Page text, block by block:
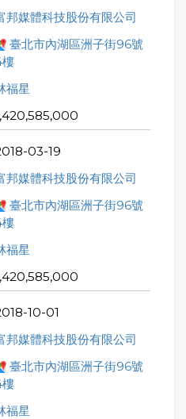
邦媒體科技股份有限公司
臺北市內湖區洲子街96號
福星
03-19
邦媒體科技股份有限公司
臺北市內湖區洲子街96號
福星
10-01
邦媒體科技股份有限公司
臺北市內湖區洲子街96號
福星